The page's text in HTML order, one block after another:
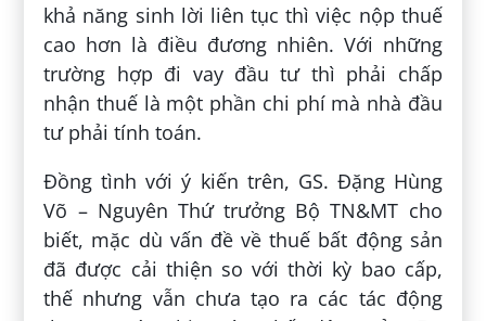
khả năng sinh lời liên tục thì việc nộp thuế
cao hơn là điều đương nhiên. Với những
trường hợp đi vay đầu tư thì phải chấp
nhận thuế là một phần chi phí mà nhà đầu
tư phải tính toán.
Đồng tình với ý kiến trên, GS. Đặng Hùng
Võ – Nguyên Thứ trưởng Bộ TN&MT cho
biết, mặc dù vấn đề về thuế bất động sản
đã được cải thiện so với thời kỳ bao cấp,
thế nhưng vẫn chưa tạo ra các tác động